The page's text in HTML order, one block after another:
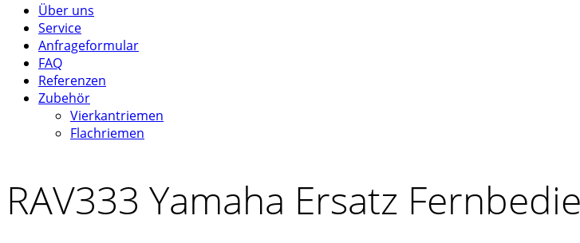
Über uns
Service
Anfrageformular
FAQ
Referenzen
Zubehör
Vierkantriemen
Flachriemen
RAV333 Yamaha Ersatz